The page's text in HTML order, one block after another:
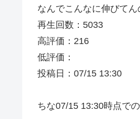
なんでこんなに伸びてん
再生回数：5033
高評価：216
低評価：
投稿日：07/15 13:30
ちな07/15 13:30時点で